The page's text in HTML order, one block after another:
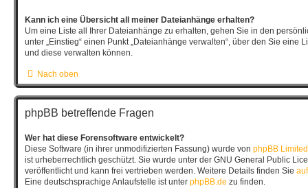
Kann ich eine Übersicht all meiner Dateianhänge erhalten?
Um eine Liste all Ihrer Dateianhänge zu erhalten, gehen Sie in den
unter „Einstieg“ einen Punkt „Dateianhänge verwalten“, über den Sie eine
und diese verwalten können.
Nach oben
phpBB betreffende Fragen
Wer hat diese Forensoftware entwickelt?
Diese Software (in ihrer unmodifizierten Fassung) wurde von phpBB Limited
ist urheberrechtlich geschützt. Sie wurde unter der GNU General Public
veröffentlicht und kann frei vertrieben werden. Weitere Details finden Sie
Eine deutschsprachige Anlaufstelle ist unter phpBB.de zu finden.